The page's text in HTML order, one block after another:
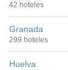
42 hoteles
Granada
299 hoteles
Huelva